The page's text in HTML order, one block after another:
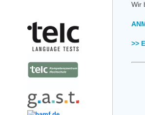
Wir
>>